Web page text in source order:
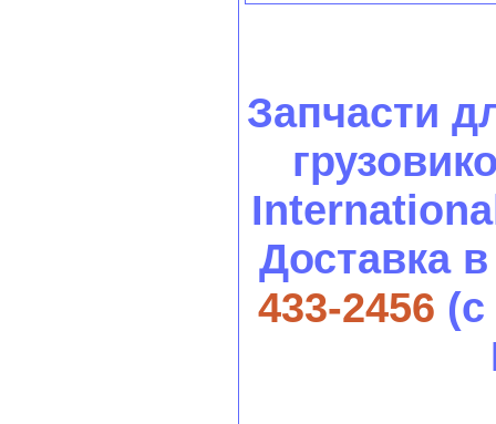
Запчасти
Доставка
433-2456